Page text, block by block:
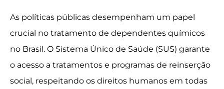
As políticas públicas desempenham um papel
crucial no tratamento de dependentes químicos
no Brasil. O Sistema Único de Saúde (SUS) garante
o acesso a tratamentos e programas de reinserção
social, respeitando os direitos humanos em todas